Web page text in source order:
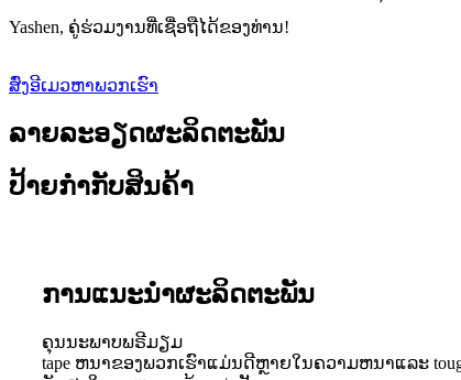
Yashen, ຄູ່ຮ່ວມງານທີ່ເຊື່ອຖືໄດ້ຂອງທ່ານ!
ສົ່ງອີເມວຫາພວກເຮົາ
ລາຍລະອຽດຜະລິດຕະພັນ
ປ້າຍກຳກັບສິນຄ້າ
ການແນະນໍາຜະລິດຕະພັນ
ຄຸນນະພາບພຣີມຽມ
tape ຫນາຂອງພວກເຮົາແມ່ນດີຫຼາຍໃນຄວາມຫນາແລະ